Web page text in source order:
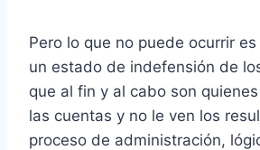
Pero lo que no puede ocurrir
un estado de indefensión de
que al fin y al cabo son
las cuentas y no le ven los
proceso de administración,